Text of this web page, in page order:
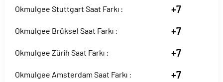
Okmulgee Stuttgart Saat Farkı : +7
Okmulgee Brüksel Saat Farkı : +7
Okmulgee Zürih Saat Farkı : +7
Okmulgee Amsterdam Saat Farkı : +7